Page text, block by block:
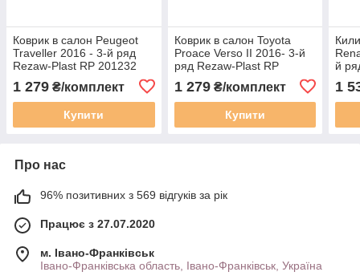
Коврик в салон Peugeot
Traveller 2016 - 3-й ряд
Rezaw-Plast RP 201232
1 279 ₴/комплект
Купити
Коврик в салон Toyota
Proace Verso ІІ 2016- 3-й
ряд Rezaw-Plast RP
1 279₴/комплект
Купити
й
1
Про нас
96% позитивних з 569 відгуків за рік
Працює з 27.07.2020
м. Івано-Франківськ
Івано-Франківська область, Івано-Франківськ, Україна